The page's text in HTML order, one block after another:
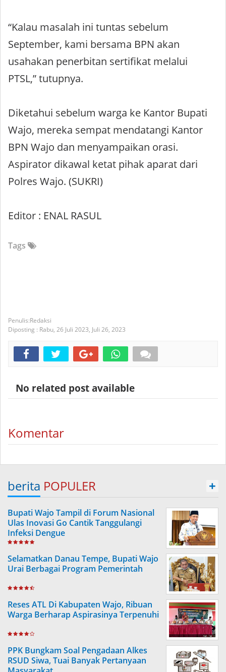
“Kalau masalah ini tuntas sebelum
September, kami bersama BPN akan
usahakan penerbitan sertifikat melalui
PTSL,” tutupnya.
Diketahui sebelum warga ke Kantor Bupati
Wajo, mereka sempat mendatangi Kantor
BPN Wajo dan menyampaikan orasi.
Aspirator dikawal ketat pihak aparat dari
Polres Wajo. (SUKRI)
Editor : ENAL RASUL
Tags
Redaksi
Diposting : Rabu, 26 Juli 2023, Juli 26, 2023
No related post available
Komentar
berita POPULER +
Bupati Wajo Tampil di Forum Nasional
Ulas Inovasi Go Cantik Tanggulangi
Infeksi Dengue
Selamatkan Danau Tempe, Bupati Wajo
Urai Berbagai Program Pemerintah
Reses ATL Di Kabupaten Wajo, Ribuan
Warga Berharap Aspirasinya Terpenuhi
PPK Bungkam Soal Pengadaan Alkes
RSUD Siwa, Tuai Banyak Pertanyaan